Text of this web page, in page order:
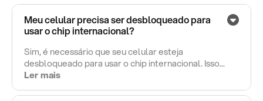
Meu celular precisa ser desbloqueado para
usar o chip internacional?
Sim, é necessário que seu celular esteja
desbloqueado para usar o chip internacional. Isso...
Ler mais